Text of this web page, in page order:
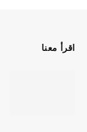
اقرأ معنا